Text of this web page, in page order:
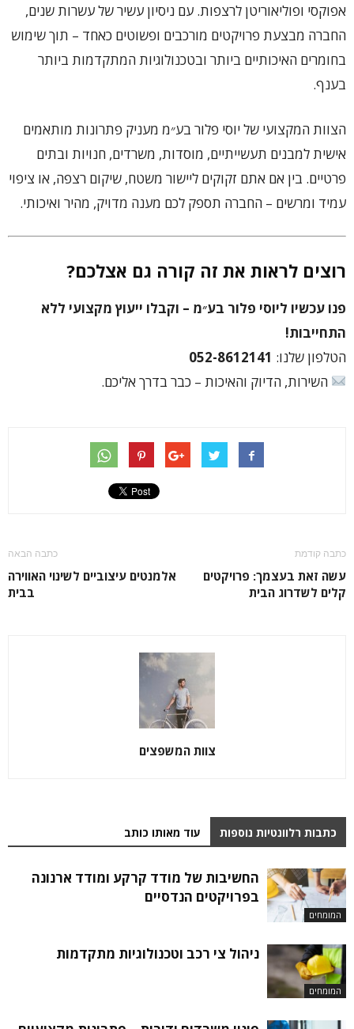
אפוקסי ופוליאוריטן לרצפות. עם ניסיון עשיר של עשרות שנים,
החברה מבצעת פרויקטים מורכבים ופשוטים כאחד – תוך שימוש
בחומרים האיכותיים ביותר ובטכנולוגיות המתקדמות ביותר
בענף.
הצוות המקצועי של יוסי פלור בע״מ מעניק פתרונות מותאמים
אישית למבנים תעשייתיים, מוסדות, משרדים, חנויות ובתים
פרטיים. בין אם אתם זקוקים ליישור משטח, שיקום רצפה, או ציפוי
עמיד ומרשים – החברה תספק לכם מענה מדויק, מהיר ואיכותי.
רוצים לראות את זה קורה גם אצלכם?
פנו עכשיו ליוסי פלור בע״מ – וקבלו ייעוץ מקצועי ללא
התחייבות!
הטלפון שלנו: 052-8612141
השירות, הדיוק והאיכות – כבר בדרך אליכם.
כתבה קודמת
עשה זאת בעצמך: פרויקטים
קלים לשדרוג הבית
כתבה הבאה
אלמנטים עיצוביים לשינוי האווירה
בבית
צוות המשפצים
כתבות רלוונטיות נוספות עוד מאותו כותב
המומחים
החשיבות של מודד קרקע ומודד ארנונה
בפרויקטים הנדסיים
המומחים
ניהול צי רכב וטכנולוגיות מתקדמות